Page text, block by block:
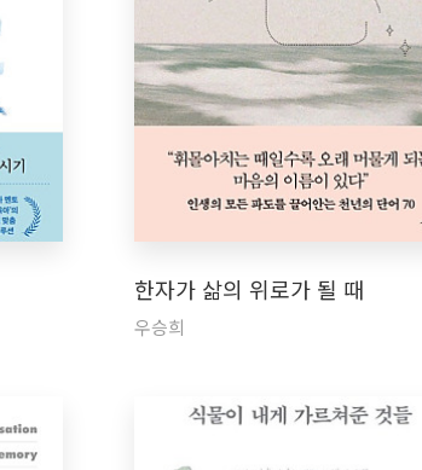
한자가 삶의 위로가 될 때
우승희